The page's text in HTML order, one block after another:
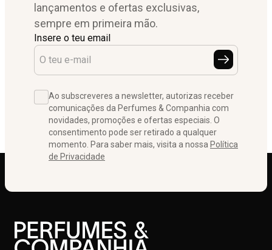
lançamentos e ofertas exclusivas,
sempre em primeira mão.
Insere o teu email
Ao subscreveres a newsletter, autorizas receber
comunicações da Perfumes & Companhia com
novidades, promoções e ofertas especiais. O
consentimento pode ser retirado a qualquer
momento. Para saber mais, visita a nossa Política
de Privacidade